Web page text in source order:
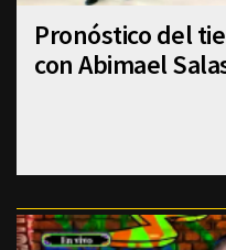
Pronóstico del
con Abimael